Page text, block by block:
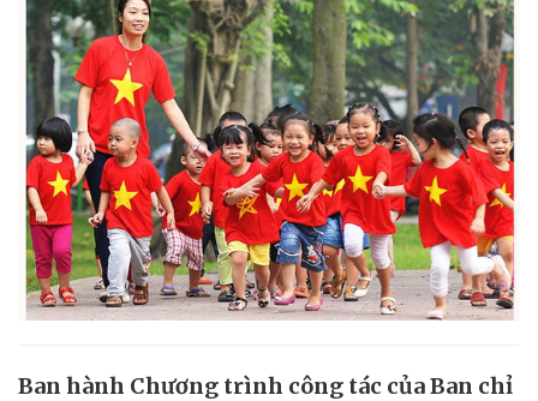
Ban hành Chương trình công tác của Ban chỉ